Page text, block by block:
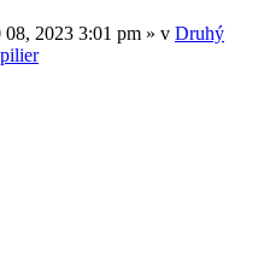
08, 2023 3:01 pm » v Druhý